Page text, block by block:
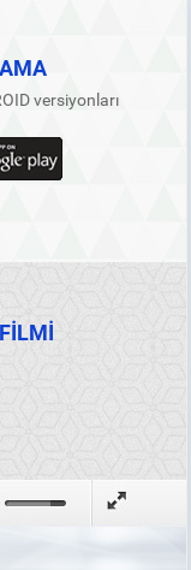
versiyonları